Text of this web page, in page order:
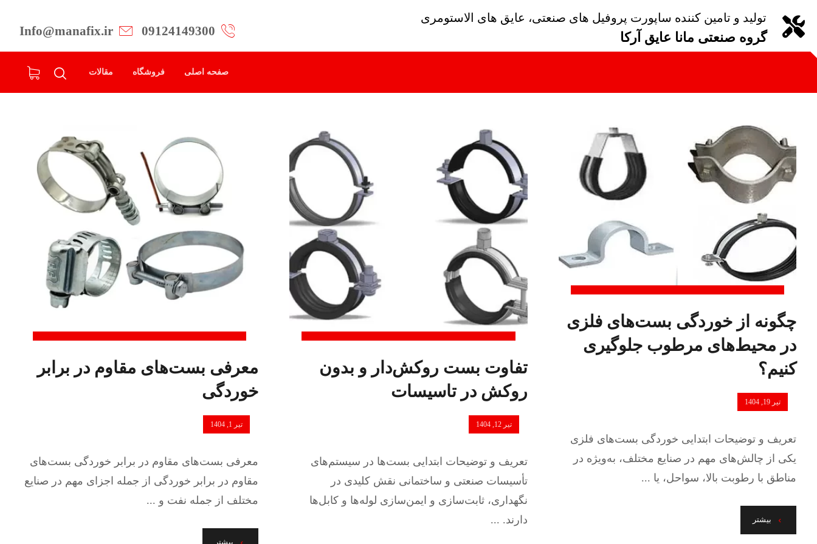
تولید و تامین کننده ساپورت پروفیل های صنعتی، عایق های الاستومری
گروه صنعتی مانا عایق آرکا Info@manafix.ir 09124149300
صفحه اصلی فروشگاه مقالات
چگونه از خوردگی بست‌های فلزی
در محیط‌های مرطوب جلوگیری
کنیم؟
تیر 19, 1404
تعریف و توضیحات ابتدایی خوردگی بست‌های فلزی
یکی از چالش‌های مهم در صنایع مختلف، به‌ویژه در
مناطق با رطوبت بالا، سواحل، یا ...
بیشتر
تفاوت بست روکش‌دار و بدون
روکش در تاسیسات
تیر 12, 1404
تعریف و توضیحات ابتدایی بست‌ها در سیستم‌های
تأسیسات صنعتی و ساختمانی نقش کلیدی در
نگهداری، ثابت‌سازی و ایمن‌سازی لوله‌ها و کابل‌ها
دارند. ...
معرفی بست‌های مقاوم در برابر
خوردگی
تیر 1, 1404
معرفی بست‌های مقاوم در برابر خوردگی بست‌های
مقاوم در برابر خوردگی از جمله اجزای مهم در صنایع
مختلف از جمله نفت و ...
بیشتر